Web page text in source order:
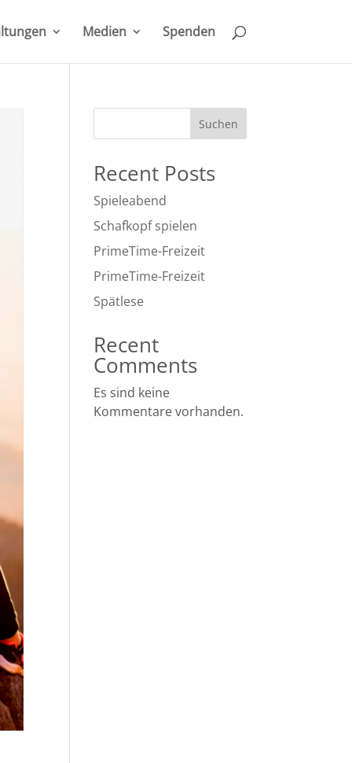
Medien Spenden
Suchen
Recent Posts
Spieleabend
Schafkopf spielen
PrimeTime-Freizeit
PrimeTime-Freizeit
Spätlese
Recent
Comments
Es sind keine
Kommentare vorhanden.